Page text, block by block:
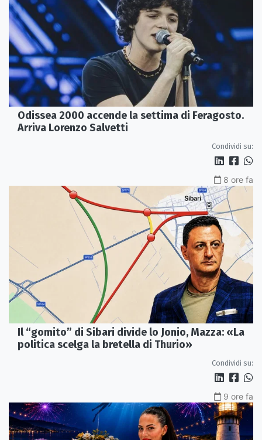
Odissea 2000 accende la settima di Feragosto.
Arriva Lorenzo Salvetti
Condividi su:
8 ore fa
Il “gomito” di Sibari divide lo Jonio, Mazza: «La
politica scelga la bretella di Thurio»
Condividi su:
9 ore fa